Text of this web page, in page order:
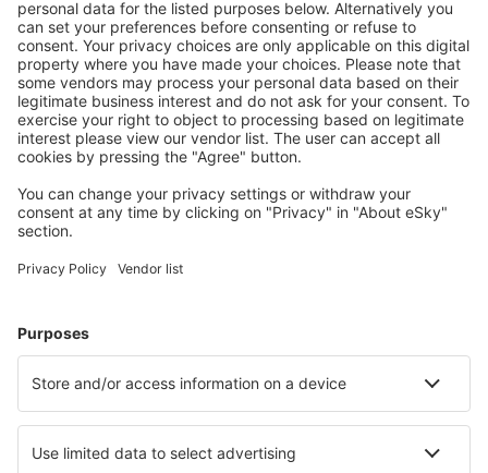
Mehr sparen
Attraktive Preise und Spezialangebote für eingeloggte
Benutzer.
Unterkünfte, die Sie mögen
Wählen Sie aus über 1,3 Millionen Unterkünften: Hotels,
Meist gesuchte Hotels von eSky-Nutzern
Hotels in Montreal Hotels in Vancouver
Hotels in Calgary Hotels in Moose Jaw